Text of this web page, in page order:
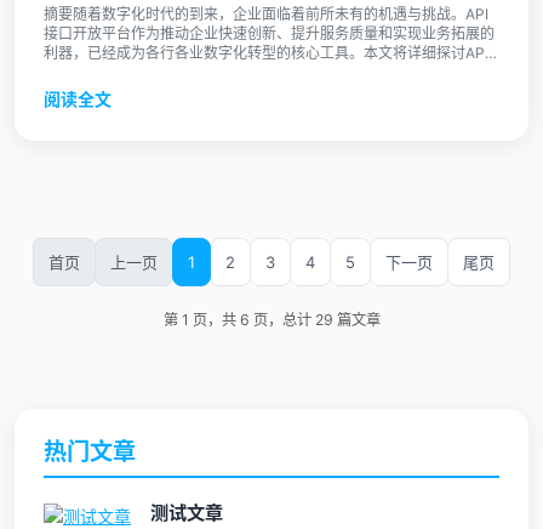
摘要随着数字化时代的到来，企业面临着前所未有的机遇与挑战。API
接口开放平台作为推动企业快速创新、提升服务质量和实现业务拓展的
利器，已经成为各行各业数字化转型的核心工具。本文将详细探讨API
阅读全文
首页 上一页 1 2 3 4 5 下一页 尾页
第 1 页，共 6 页，总计 29 篇文章
热门文章
测试文章